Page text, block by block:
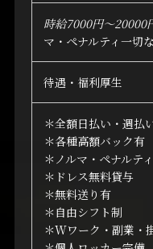
時給7000円～20000
マ・ペナルティ一切
待遇・福利厚生
＊全額日払い・週払
＊各種高額バック有
＊ノルマ・ペナルテ
＊ドレス無料貸与
＊無料送り有
＊自由シフト制
＊Wワーク・副業・